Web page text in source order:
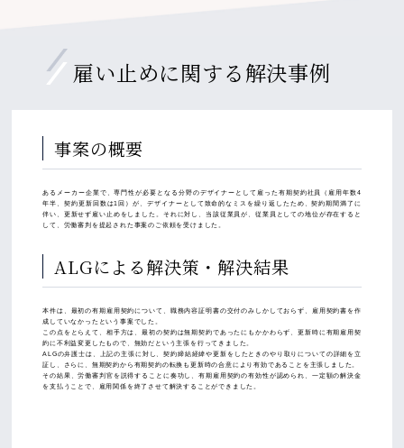
雇い止めに関する解決事例
事案の概要
あるメーカー企業で、専門性が必要となる分野のデザイナーとして雇った有期契約社員（雇用年数4
年半、契約更新回数は1回）が、デザイナーとして致命的なミスを繰り返したため、契約期間満了に
伴い、更新せず雇い止めをしました。それに対し、当該従業員が、従業員としての地位が存在すると
して、労働審判を提起された事案のご依頼を受けました。
ALGによる解決策・解決結果
本件は、最初の有期雇用契約について、職務内容証明書の交付のみしかしておらず、雇用契約書を作
成していなかったという事案でした。
この点をとらえて、相手方は、最初の契約は無期契約であったにもかかわらず、更新時に有期雇用契
約に不利益変更したもので、無効だという主張を行ってきました。
ALGの弁護士は、上記の主張に対し、契約締結経緯や更新をしたときのやり取りについての詳細を立
証し、さらに、無期契約から有期契約の転換も更新時の合意により有効であることを主張しました。
その結果、労働審判官を説得することに奏功し、有期雇用契約の有効性が認められ、一定額の解決金
を支払うことで、雇用関係を終了させて解決することができました。